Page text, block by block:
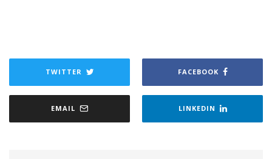
FACEBOOK
TWITTER
LINKEDIN
EMAIL